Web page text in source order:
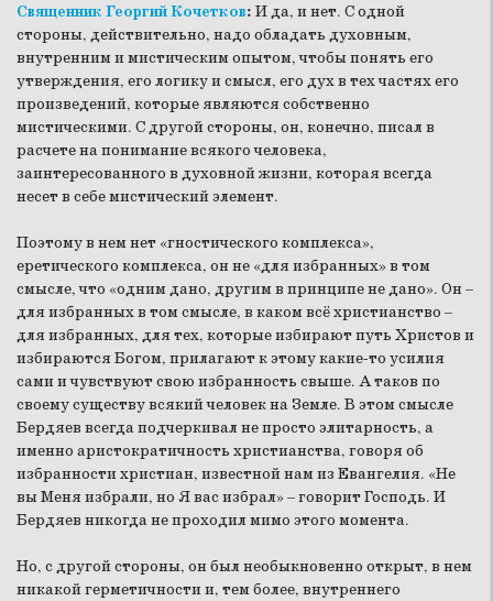
Священник Георгий Кочетков: И да, и нет. С одной
стороны, действительно, надо обладать духовным,
внутренним и мистическим опытом, чтобы понять его
утверждения, его логику и смысл, его дух в тех частях его
произведений, которые являются собственно
мистическими. С другой стороны, он, конечно, писал в
расчете на понимание всякого человека,
заинтересованного в духовной жизни, которая всегда
несет в себе мистический элемент.
Поэтому в нем нет «гностического комплекса»,
еретического комплекса, он не «для избранных» в том
смысле, что «одним дано, другим в принципе не дано». Он –
для избранных в том смысле, в каком всё христианство –
для избранных, для тех, которые избирают путь Христов и
избираются Богом, прилагают к этому какие-то усилия
сами и чувствуют свою избранность свыше. А таков по
своему существу всякий человек на Земле. В этом смысле
Бердяев всегда подчеркивал не просто элитарность, а
именно аристократичность христианства, говоря об
избранности христиан, известной нам из Евангелия. «Не
вы Меня избрали, но Я вас избрал» – говорит Господь. И
Бердяев никогда не проходил мимо этого момента.
Но, с другой стороны, он был необыкновенно открыт, в нем
никакой герметичности и, тем более, внутреннего